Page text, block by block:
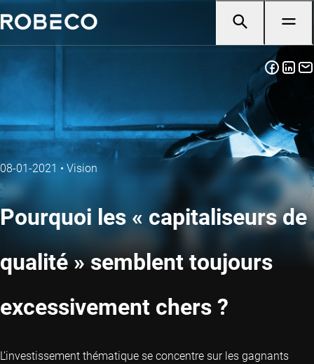
08-01-2021 • Vision
Pourquoi les « capitaliseurs de
qualité » semblent toujours
excessivement chers ?
L’investissement thématique se concentre sur les gagnants